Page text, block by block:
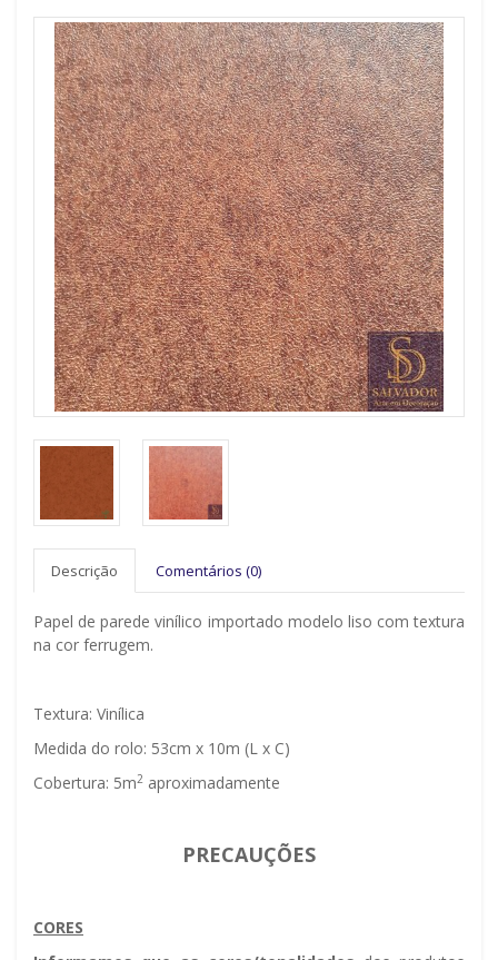
Descrição Comentários (0)
Papel de parede vinílico importado modelo liso com textura
na cor ferrugem.
Textura: Vinílica
Medida do rolo: 53cm x 10m (L x C)
Cobertura: 5m2 aproximadamente
PRECAUÇÕES
CORES